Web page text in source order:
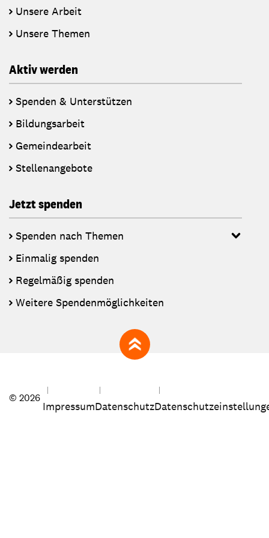
Unsere Arbeit
Unsere Themen
Aktiv werden
Spenden & Unterstützen
Bildungsarbeit
Gemeindearbeit
Stellenangebote
Jetzt spenden
Spenden nach Themen
Einmalig spenden
Regelmäßig spenden
Weitere Spendenmöglichkeiten
zum Seitenanfang
© 2026
ImpressumDatenschutz